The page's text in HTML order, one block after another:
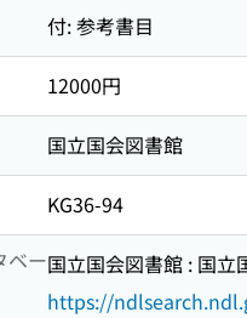
付: 参考書目
12000円
国立国会図書館
KG36-94
ベー国立国会図書館 : 国立
https://